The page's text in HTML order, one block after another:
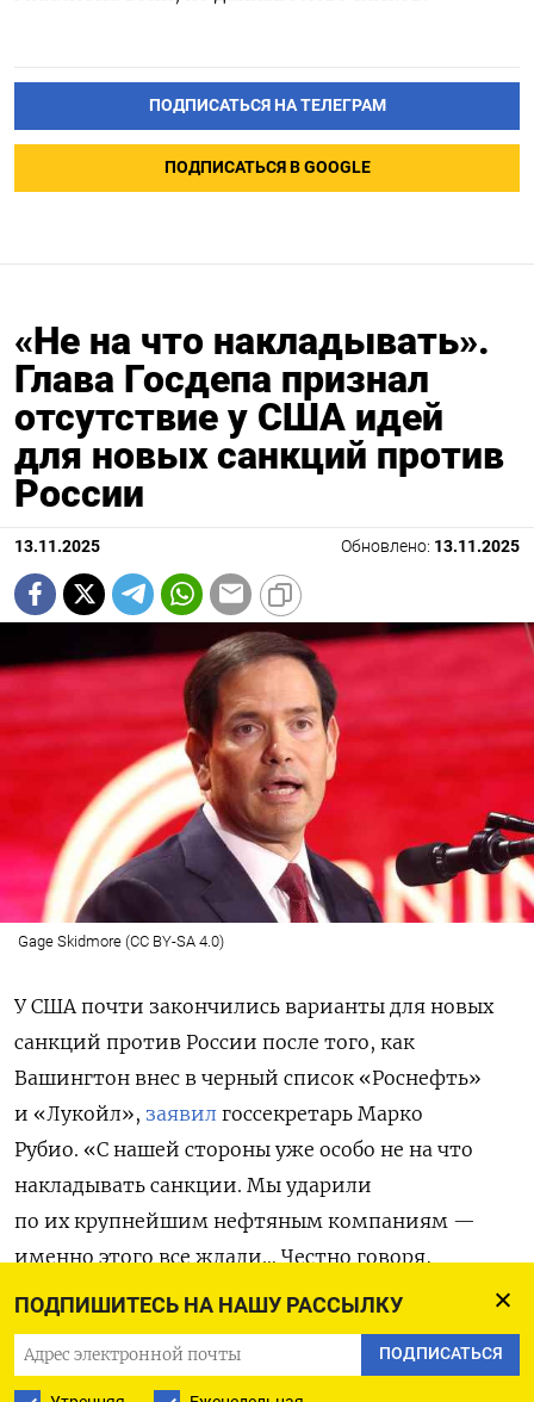
ПОДПИШИТЕСЬ НА НАШУ РАССЫЛКУ
ПОДПИСАТЬСЯ
ПОДПИСАТЬСЯ НА ТЕЛЕГРАМ
ПОДПИСАТЬСЯ В GOOGLE
«Не на что накладывать».
Глава Госдепа признал
отсутствие у США идей
для новых санкций против
России
13.11.2025 Обновлено: 13.11.2025
Gage Skidmore (CC BY-SA 4.0)
У США почти закончились варианты для новых
санкций против России после того, как
Вашингтон внес в черный список «Роснефть»
и «Лукойл», заявил госсекретарь Марко
Рубио. «С нашей стороны уже особо не на что
накладывать санкции. Мы ударили
по их крупнейшим нефтяным компаниям —
именно этого все ждали… Честно говоря,
я не знаю, что еще можно сделать. В этом плане
глава Госдепартамента по итогам встречи